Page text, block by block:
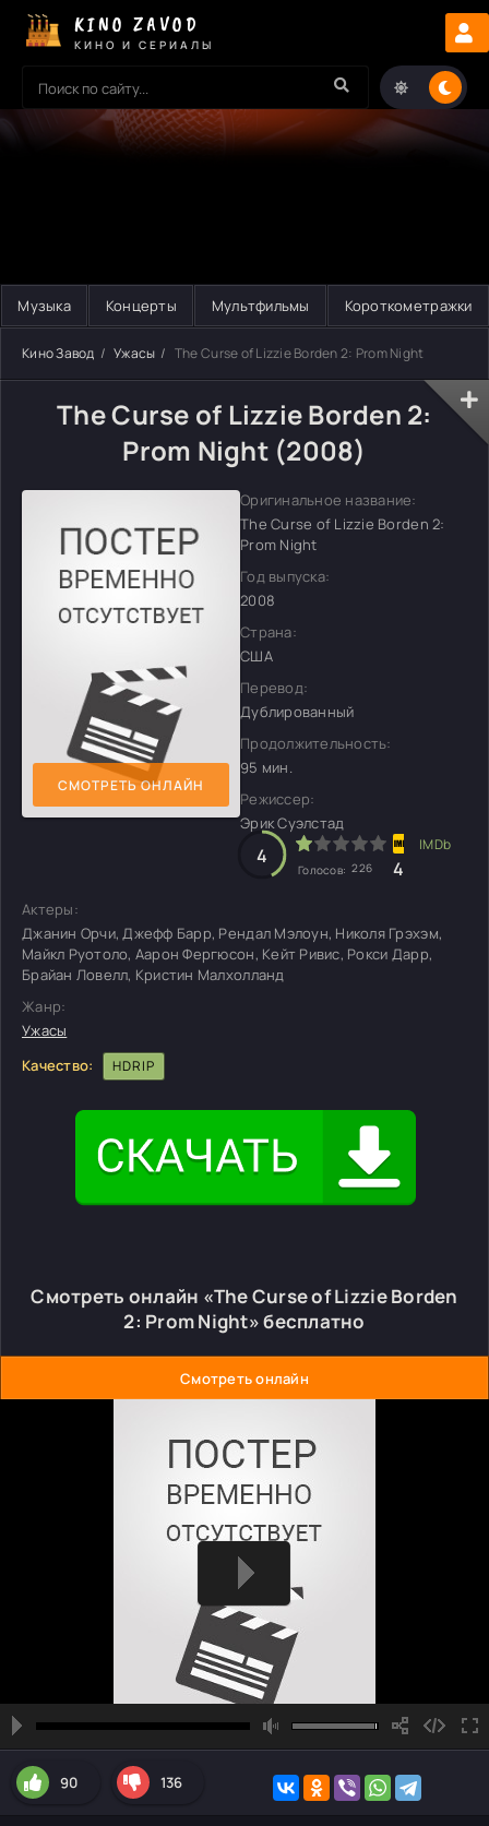
KINO ZAVOD
КИНО И СЕРИАЛЫ
Музыка Концерты Мультфильмы Короткометражки
Кино Завод Ужасы The Curse of Lizzie Borden 2: Prom Night
The Curse of Lizzie Borden 2:
Prom Night (2008)
СМОТРЕТЬ ОНЛАЙН
Оригинальное название:
The Curse of Lizzie Borden 2:
Prom Night
Год выпуска:
2008
Страна:
США
Перевод:
Дублированный
Продолжительность:
95 мин.
Режиссер:
Эрик Суэлстад
4
Голосов: 226 4
Актеры:
Джанин Орчи, Джефф Барр, Рендал Мэлоун, Николя Грэхэм,
Майкл Руотоло, Аарон Фергюсон, Кейт Ривис, Рокси Дарр,
Брайан Ловелл, Кристин Малхолланд
Жанр:
Ужасы
Качество:
HDRIP
Смотреть онлайн «The Curse of Lizzie Borden
2: Prom Night» бесплатно
Смотреть онлайн
90 136